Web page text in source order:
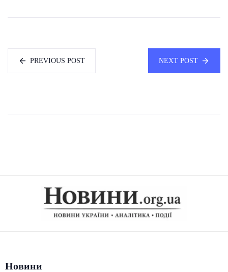
PREVIOUS POST NEXT POST
Новини